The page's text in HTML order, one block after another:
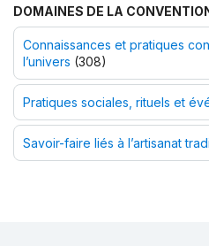
DOMAINES DE LA
Connaissances et pratiques
l’univers (308)
Pratiques sociales, rituels et
Savoir-faire liés à l’artisanat